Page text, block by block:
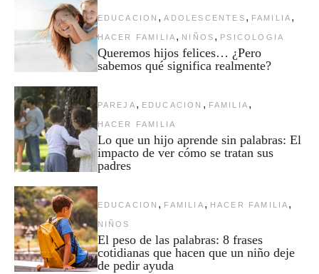
EDUCACION , ADOLESCENTES , FAMILIA ,
HACER FAMILIA , NIÑOS , PSICOLOGIA
Queremos hijos felices… ¿Pero
sabemos qué significa realmente?
PAREJA , EDUCACION , FAMILIA ,
HACER FAMILIA
Lo que un hijo aprende sin palabras: El
impacto de ver cómo se tratan sus
padres
EDUCACION , FAMILIA , HACER FAMILIA ,
NIÑOS
El peso de las palabras: 8 frases
cotidianas que hacen que un niño deje
de pedir ayuda